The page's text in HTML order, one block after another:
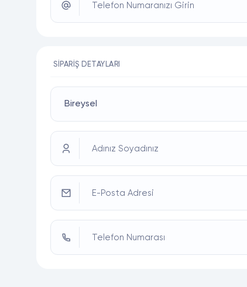
Telefon Numaranızı Girin
SIPARIŞ DETAYLARI
Adınız Soyadınız
E-Posta Adresi
Telefon Numarası